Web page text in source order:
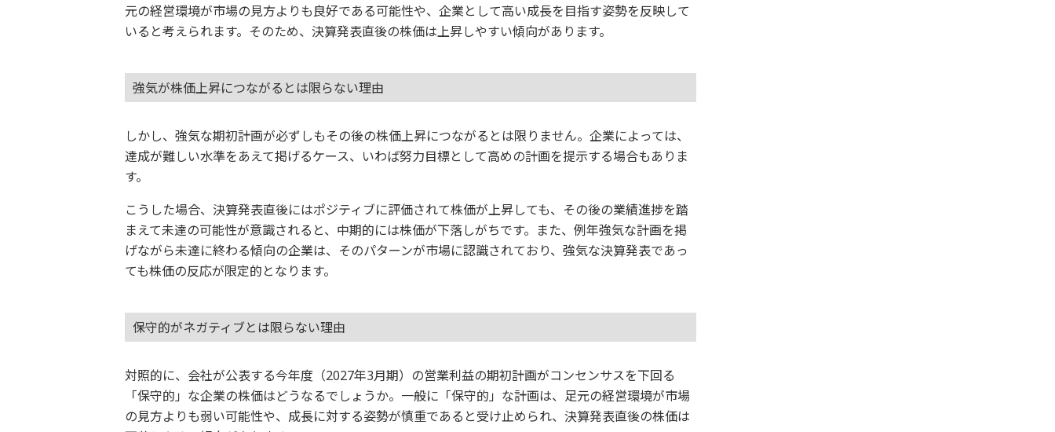
元の経営環境が市場の見方よりも良好である可能性や、企業として高い成長を目指す姿勢を反映して
いると考えられます。そのため、決算発表直後の株価は上昇しやすい傾向があります。
強気が株価上昇につながるとは限らない理由
しかし、強気な期初計画が必ずしもその後の株価上昇につながるとは限りません。企業によっては、
達成が難しい水準をあえて掲げるケース、いわば努力目標として高めの計画を提示する場合もありま
す。
こうした場合、決算発表直後にはポジティブに評価されて株価が上昇しても、その後の業績進捗を踏
まえて未達の可能性が意識されると、中期的には株価が下落しがちです。また、例年強気な計画を掲
げながら未達に終わる傾向の企業は、そのパターンが市場に認識されており、強気な決算発表であっ
ても株価の反応が限定的となります。
保守的がネガティブとは限らない理由
対照的に、会社が公表する今年度（2027年3月期）の営業利益の期初計画がコンセンサスを下回る
「保守的」な企業の株価はどうなるでしょうか。一般に「保守的」な計画は、足元の経営環境が市場
の見方よりも弱い可能性や、成長に対する姿勢が慎重であると受け止められ、決算発表直後の株価は